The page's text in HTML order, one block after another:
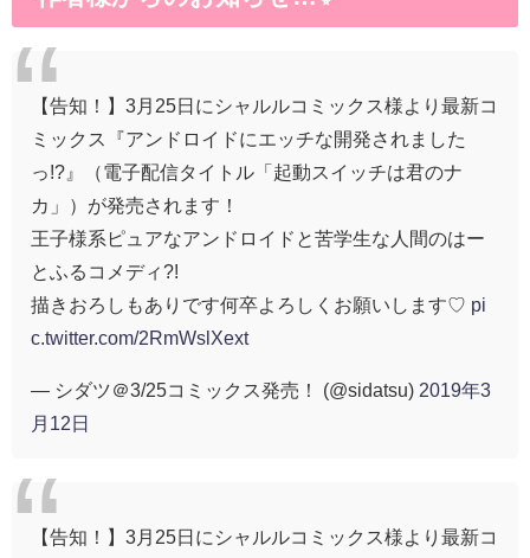
【告知！】3月25日にシャルルコミックス様より最新コ
ミックス『アンドロイドにエッチな開発されました
っ!?』（電子配信タイトル「起動スイッチは君のナ
カ」）が発売されます！
王子様系ピュアなアンドロイドと苦学生な人間のはー
とふるコメディ?!
描きおろしもありです何卒よろしくお願いします♡ pi
c.twitter.com/2RmWslXext
— シダツ＠3/25コミックス発売！ (@sidatsu) 2019年3
月12日
【告知！】3月25日にシャルルコミックス様より最新コ